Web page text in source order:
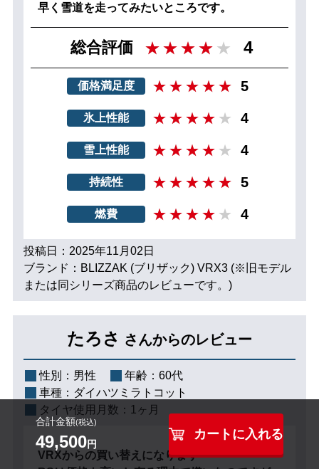
合計金額(税込)
49,500円
カートに入れる
早く雪道を走ってみたいところです。
総合評価 4
価格満足度 5
氷上性能 4
雪上性能 4
持続性 5
燃費 4
投稿日：2025年11月02日
ブランド：BLIZZAK (ブリザック) VRX3 (※旧モデル
または同シリーズ商品のレビューです。)
たろさ さんからのレビュー
性別： 男性 年齢： 60代
車種： ダイハツミラトコット
タイヤ使用月数： 1ヶ月
VRXからの買い替えになります